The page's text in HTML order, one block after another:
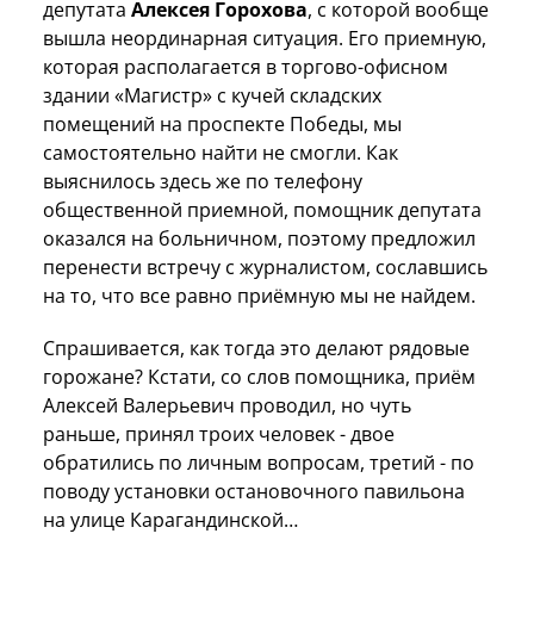
депутата Алексея Горохова, с которой вообще
вышла неординарная ситуация. Его приемную,
которая располагается в торгово-офисном
здании «Магистр» с кучей складских
помещений на проспекте Победы, мы
самостоятельно найти не смогли. Как
выяснилось здесь же по телефону
общественной приемной, помощник депутата
оказался на больничном, поэтому предложил
перенести встречу с журналистом, сославшись
на то, что все равно приёмную мы не найдем.
Спрашивается, как тогда это делают рядовые
горожане? Кстати, со слов помощника, приём
Алексей Валерьевич проводил, но чуть
раньше, принял троих человек - двое
обратились по личным вопросам, третий - по
поводу установки остановочного павильона
на улице Карагандинской…